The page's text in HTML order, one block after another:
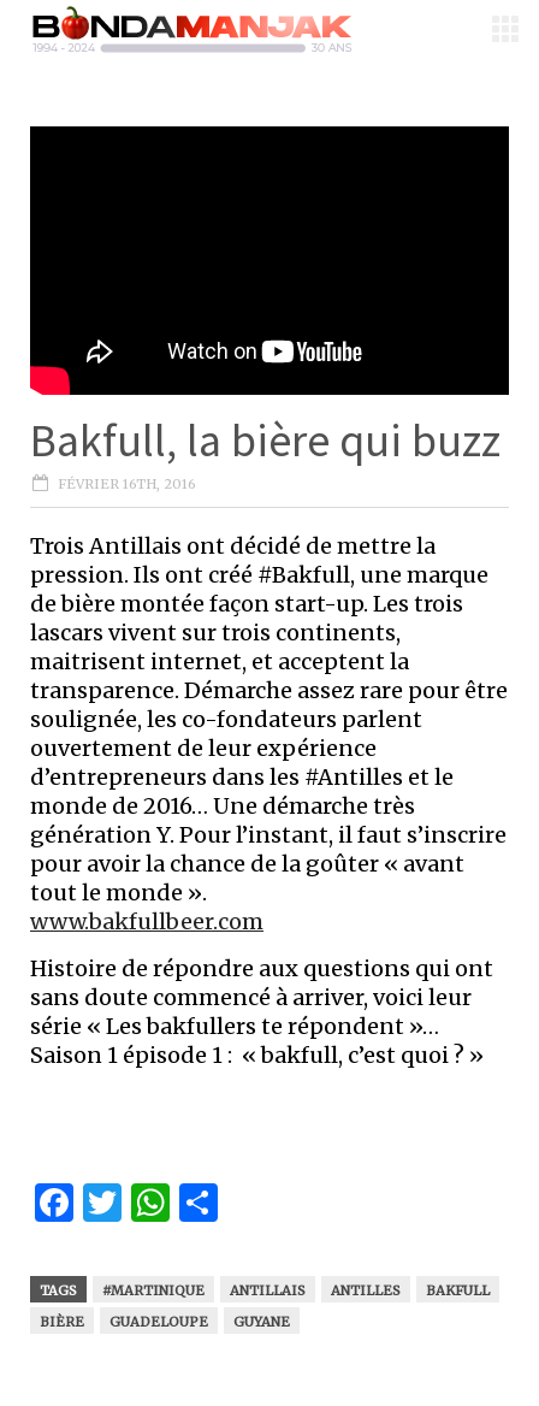
Bakfull, la bière qui buzz
FÉVRIER 16TH, 2016
Trois Antillais ont décidé de mettre la
pression. Ils ont créé #Bakfull, une marque
de bière montée façon start-up. Les trois
lascars vivent sur trois continents,
maitrisent internet, et acceptent la
transparence. Démarche assez rare pour être
soulignée, les co-fondateurs parlent
ouvertement de leur expérience
d’entrepreneurs dans les #Antilles et le
monde de 2016… Une démarche très
génération Y. Pour l’instant, il faut s’inscrire
pour avoir la chance de la goûter « avant
tout le monde ».
www.bakfullbeer.com
Histoire de répondre aux questions qui ont
sans doute commencé à arriver, voici leur
série « Les bakfullers te répondent »…
Saison 1 épisode 1 : « bakfull, c’est quoi ? »
Facebook
Twitter
WhatsApp
TAGS #MARTINIQUE ANTILLAIS ANTILLES
BAKFULL
BIÈRE
GUADELOUPE GUYANE